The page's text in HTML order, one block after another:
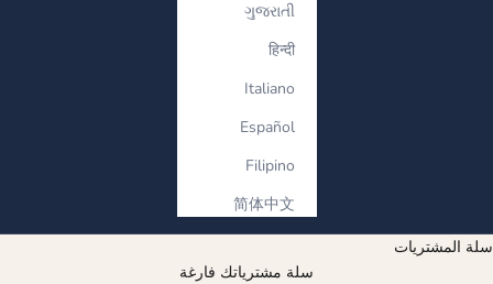
ગુજરાતી
हिन्दी
Italiano
Español
Filipino
简体中文
سلة المشتريات
سلة مشترياتك فارغة